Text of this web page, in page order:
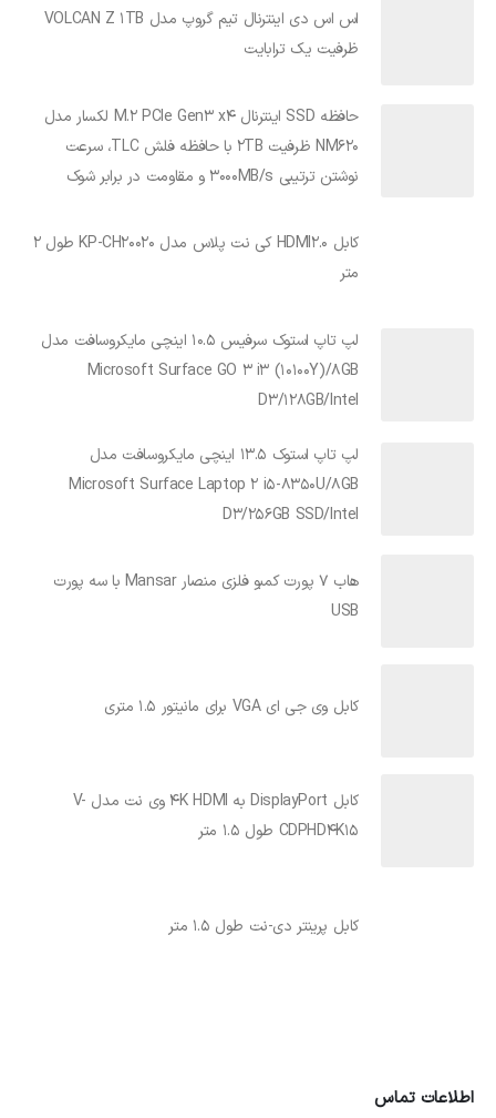
اس اس دی اینترنال تیم گروپ مدل VOLCAN Z 1TB
ظرفیت یک ترابایت
حافظه SSD اینترنال M.2 PCIe Gen3 x4 لکسار مدل
NM620 ظرفیت 2TB با حافظه فلش TLC، سرعت
نوشتن ترتیبی 3000MB/s و مقاومت در برابر شوک
کابل HDMI2.0 کی نت پلاس مدل KP-CH20020 طول 2
متر
لپ تاپ استوک سرفیس 10.5 اینچی مایکروسافت مدل
Microsoft Surface GO 3 i3 (10100Y)/8GB
D3/128GB/Intel
لپ تاپ استوک 13.5 اینچی مایکروسافت مدل
Microsoft Surface Laptop 2 i5-8350U/8GB
D3/256GB SSD/Intel
هاب 7 پورت کمبو فلزی منصار Mansar با سه پورت
USB
کابل وی جی ای VGA برای مانیتور 1.5 متری
کابل DisplayPort به 4K HDMI وی نت مدل V-
CDPHD4K15 طول 1.5 متر
کابل پرینتر دی-نت طول 1.5 متر
اطلاعات تماس